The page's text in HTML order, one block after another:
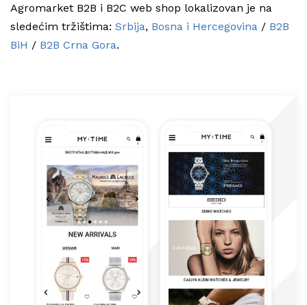
Agromarket B2B i B2C web shop lokalizovan je na
sledećim tržištima: Srbija, Bosna i Hercegovina / B2B
BiH / B2B Crna Gora.